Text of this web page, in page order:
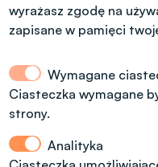
Kontakt dla
obywatelstwem
Dział Rekrutacji
ul. Radwańska 29,
wejście od ul.
tel.: 42 6312092, 42
wyrażasz zgodę na
zapisane w pamięci
Wymagane
Ciasteczka wymagane
strony.
Analityka